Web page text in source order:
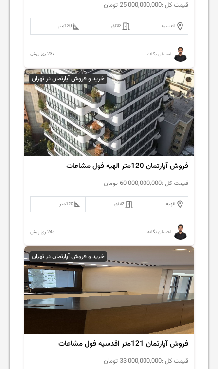
قیمت کل :25,000,000,000 تومان
اقدسیه 2اتاق 120متر
احسان یگانه 237 روز پیش
خرید و فروش آپارتمان در تهران
فروش آپارتمان 120متر الهیه فول مشاعات
قیمت کل :60,000,000,000 تومان
الهیه 2اتاق 120متر
احسان یگانه 245 روز پیش
خرید و فروش آپارتمان در تهران
فروش آپارتمان 121متر‌ اقدسیه فول مشاعات
قیمت کل :33,000,000,000 تومان